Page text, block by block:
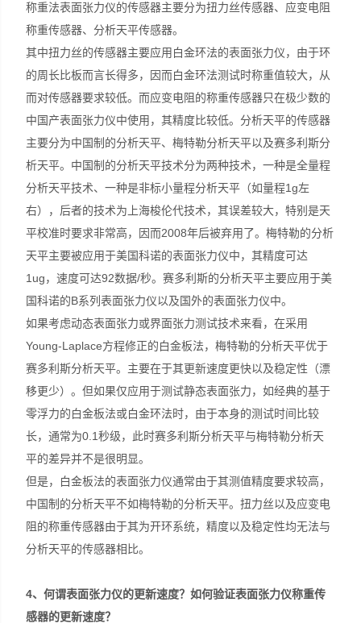
称重法表面张力仪的传感器主要分为扭力丝传感器、应变电阻
称重传感器、分析天平传感器。
其中扭力丝的传感器主要应用白金环法的表面张力仪，由于环
的周长比板而言长得多，因而白金环法测试时称重值较大，从
而对传感器要求较低。而应变电阻的称重传感器只在极少数的
中国产表面张力仪中使用，其精度比较低。分析天平的传感器
主要分为中国制的分析天平、梅特勒分析天平以及赛多利斯分
析天平。中国制的分析天平技术分为两种技术，一种是全量程
分析天平技术、一种是非标小量程分析天平（如量程1g左
右），后者的技术为上海梭伦代技术，其误差较大，特别是天
平校准时要求非常高，因而2008年后被弃用了。梅特勒的分析
天平主要被应用于美国科诺的表面张力仪中，其精度可达
1ug，速度可达92数据/秒。赛多利斯的分析天平主要应用于美
国科诺的B系列表面张力仪以及国外的表面张力仪中。
如果考虑动态表面张力或界面张力测试技术来看，在采用
Young-Laplace方程修正的白金板法，梅特勒的分析天平优于
赛多利斯分析天平。主要在于其更新速度更快以及稳定性（漂
移更少）。但如果仅应用于测试静态表面张力，如经典的基于
零浮力的白金板法或白金环法时，由于本身的测试时间比较
长，通常为0.1秒级，此时赛多利斯分析天平与梅特勒分析天
平的差异并不是很明显。
但是，白金板法的表面张力仪通常由于其测值精度要求较高，
中国制的分析天平不如梅特勒的分析天平。扭力丝以及应变电
阻的称重传感器由于其为开环系统，精度以及稳定性均无法与
分析天平的传感器相比。
4、何谓表面张力仪的更新速度？如何验证表面张力仪称重传
感器的更新速度？